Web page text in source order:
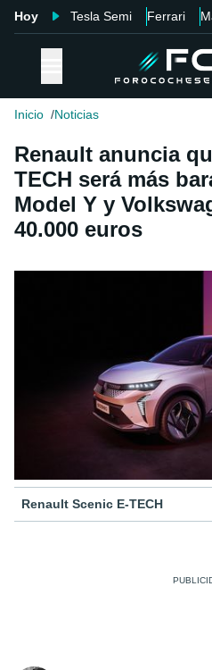
Hoy Tesla Semi Ferrari
Inicio Noticias
Renault anuncia
TECH será más
Model Y y
40.000 euros
Renault Scenic E-TECH